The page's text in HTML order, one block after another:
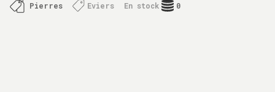
Pierres Eviers En stock 0